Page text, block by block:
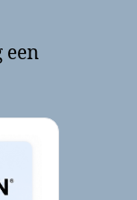
een